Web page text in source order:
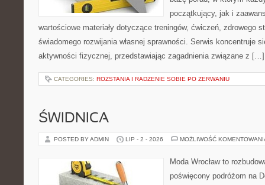
początkujący, jak i
wartościowe materiały dotyczące treningów, ćwiczeń, zdrowego
świadomego rozwijania własnej sprawności. Serwis koncentruje
aktywności fizycznej, przedstawiając zagadnienia związane z […]
CATEGORIES: ROZSTANIA I RADZENIE SOBIE PO ZERWANIU
ŚWIDNICA
POSTED BY ADMIN LIP - 2 - 2026 MOŻLIWOŚĆ
Moda Wrocław to
poświęcony podróżom na